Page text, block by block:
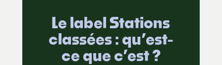
Le label Stations
classées : qu’est-
ce que c’est ?